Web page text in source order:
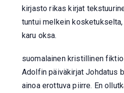
kirjasto rikas kirjat
tuntui melkein kosketukselta,
karu oksa.
suomalainen kristillinen
Adolfin päiväkirjat Johdatus
ainoa erottuva piirre. En